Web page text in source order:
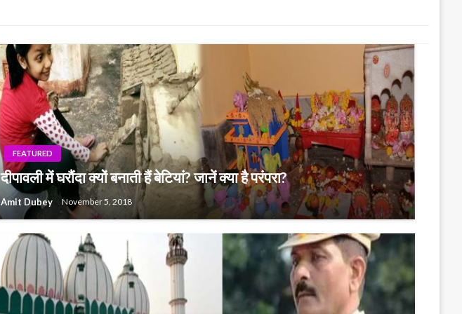
FEATURED
दीपावली में घरौंदा क्यों बनाती हैं बेटियां? जानें क्या है परंपरा?
Amit Dubey November 5, 2018